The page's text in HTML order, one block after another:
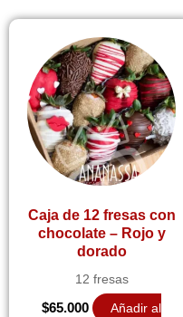
Caja de 12 fresas con
chocolate – Rojo y
dorado
12 fresas
$65.000
Añadir al